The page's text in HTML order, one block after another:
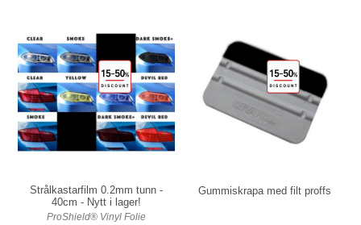
Strålkastarfilm 0.2mm tunn -
40cm - Nytt i lager!
ProShield® Vinyl Folie
Gummiskrapa med filt proffs